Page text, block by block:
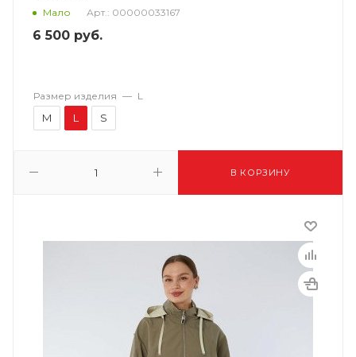
Мало Арт.: 00000033167
6 500 руб.
В КОРЗИНУ
Размер изделия — L
M L S